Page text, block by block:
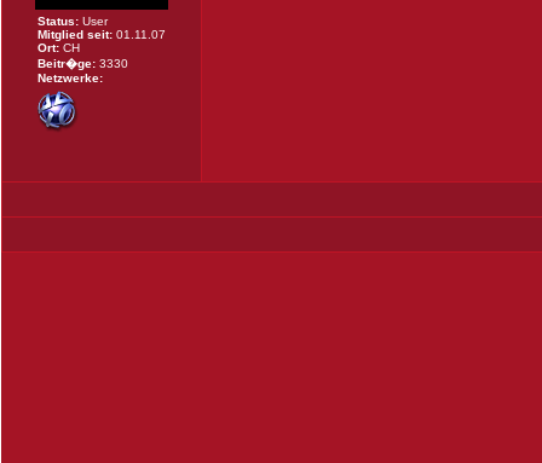
Status: User
Mitglied seit: 01.11.07
Ort: CH
Beitr�ge: 3330
Netzwerke: